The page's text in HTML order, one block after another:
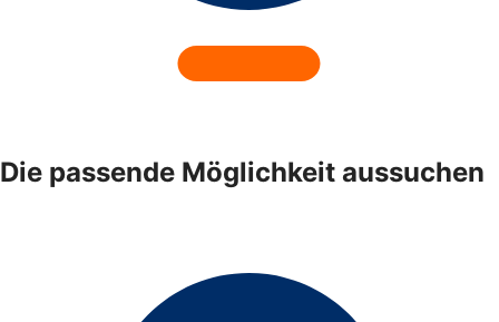
Die passende Möglichkeit aussuchen